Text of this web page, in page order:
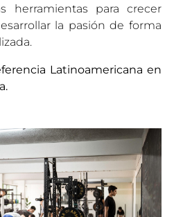
herramientas para crecer
la pasión de forma
Latinoamericana en